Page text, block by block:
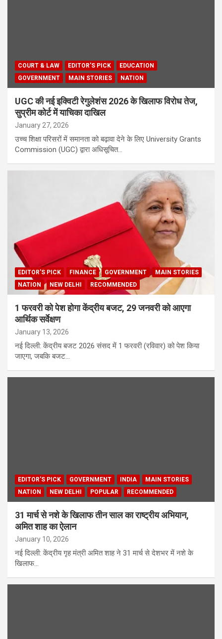
COURT & LAW EDITOR'S PICK
EDUCATION
GOVERNMENT
MAIN STORIES NATION
UGC की नई इक्विटी रेगुलेशंस 2026 के खिलाफ विरोध तेज,
सुप्रीम कोर्ट में याचिका दाखिल
January 27, 2026
उच्च शिक्षा परिसरों में समानता को बढ़ावा देने के लिए University Grants
Commission (UGC) द्वारा अधिसूचित…
EDITOR'S PICK FINANCE GOVERNMENT
MAIN STORIES
NATION
NEW DELHI RECOMMENDED
1 फरवरी को पेश होगा केंद्रीय बजट, 29 जनवरी को आएगा
आर्थिक सर्वेक्षण
January 13, 2026
नई दिल्ली: केंद्रीय बजट 2026 संसद में 1 फरवरी (रविवार) को पेश किया
जाएगा, जबकि बजट…
EDITOR'S PICK GOVERNMENT INDIA
MAIN STORIES
NATION
NEW DELHI POPULAR RECOMMENDED
31 मार्च से नशे के खिलाफ तीन साल का राष्ट्रीय अभियान,
अमित शाह का ऐलान
January 10, 2026
नई दिल्ली: केंद्रीय गृह मंत्री अमित शाह ने 31 मार्च से देशभर में नशे के
खिलाफ…